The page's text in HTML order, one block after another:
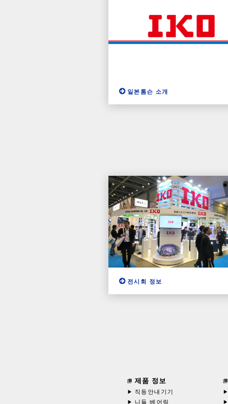
일본톰슨 소개
전시회 정보
제품 정보
직동안내기기
니들 베어링